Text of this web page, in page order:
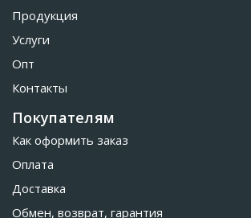
Продукция
Услуги
Опт
Контакты
Покупателям
Как оформить заказ
Оплата
Доставка
Обмен, возврат, гарантия